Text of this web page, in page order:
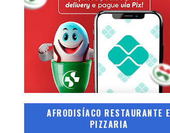
AFRODISÍACO RESTAURANTE E
PIZZARIA